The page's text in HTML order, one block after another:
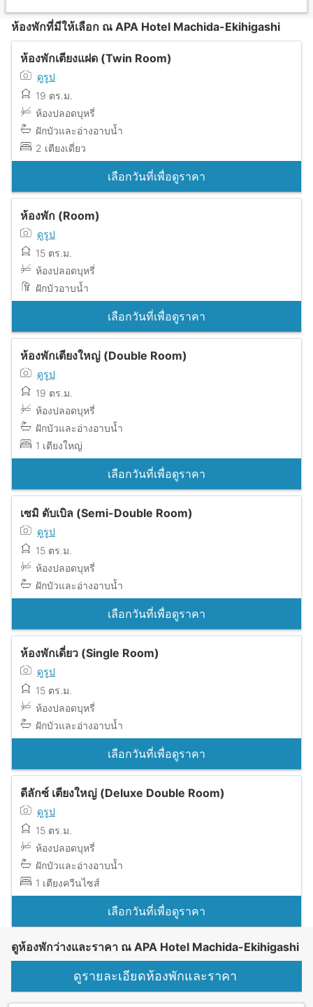
ห้องพักที่มีให้เลือก ณ APA Hotel Machida-Ekihigashi
ห้องพักเตียงแฝด (Twin Room)
ดูรูป
19 ตร.ม.
ห้องปลอดบุหรี่
ฝักบัวและอ่างอาบน้ำ
2 เตียงเดี่ยว
เลือกวันที่เพื่อดูราคา
ห้องพัก (Room)
ดูรูป
15 ตร.ม.
ห้องปลอดบุหรี่
ฝักบัวอาบน้ำ
เลือกวันที่เพื่อดูราคา
ห้องพักเตียงใหญ่ (Double Room)
ดูรูป
19 ตร.ม.
ห้องปลอดบุหรี่
ฝักบัวและอ่างอาบน้ำ
1 เตียงใหญ่
เลือกวันที่เพื่อดูราคา
เซมิ ดับเบิล (Semi-Double Room)
ดูรูป
15 ตร.ม.
ห้องปลอดบุหรี่
ฝักบัวและอ่างอาบน้ำ
เลือกวันที่เพื่อดูราคา
ห้องพักเดี่ยว (Single Room)
ดูรูป
15 ตร.ม.
ห้องปลอดบุหรี่
ฝักบัวและอ่างอาบน้ำ
เลือกวันที่เพื่อดูราคา
ดีลักซ์ เตียงใหญ่ (Deluxe Double Room)
ดูรูป
15 ตร.ม.
ห้องปลอดบุหรี่
ฝักบัวและอ่างอาบน้ำ
1 เตียงควีนไซส์
เลือกวันที่เพื่อดูราคา
ดูห้องพักว่างและราคา ณ APA Hotel Machida-Ekihigashi
ดูรายละเอียดห้องพักและราคา